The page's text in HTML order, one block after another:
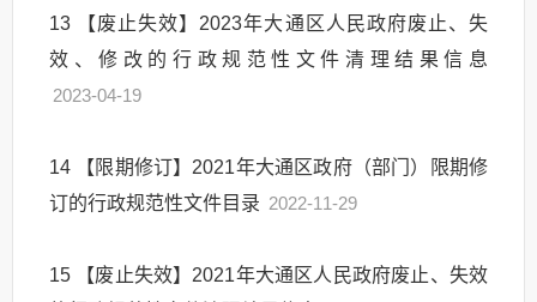
13
【废止失效】2023年大通区人民政府废止、失
效、修改的行政规范性文件清理结果信息
2023-04-19
14
【限期修订】2021年大通区政府（部门）限期修
订的行政规范性文件目录 2022-11-29
15
【废止失效】2021年大通区人民政府废止、失效